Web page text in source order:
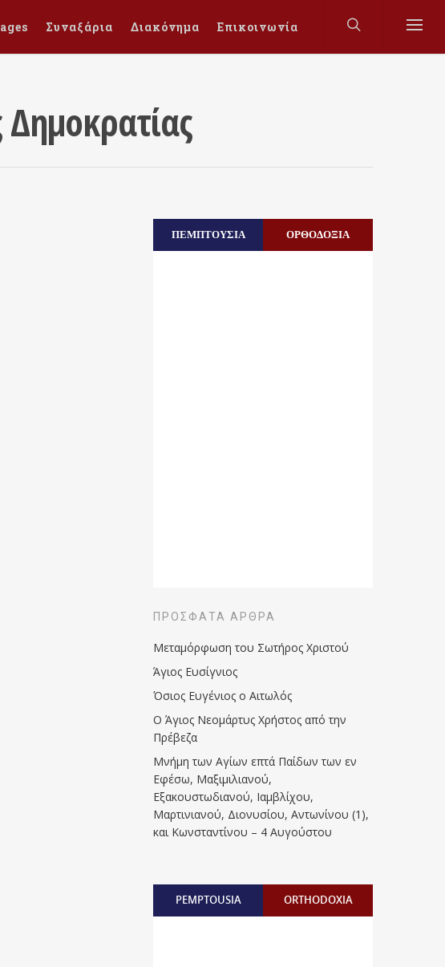
Συναξάρια Διακόνημα Επικοινωνία
ΠΕΜΠΤΟΥΣΙΑ ΟΡΘΟΔΟΞΙΑ
ΠΡΌΣΦΑΤΑ ΆΡΘΡΑ
Μεταμόρφωση του Σωτήρος Χριστού
Άγιος Ευσίγνιος
Όσιος Ευγένιος ο Αιτωλός
Ο Άγιος Νεομάρτυς Χρήστος από την
Πρέβεζα
Μνήμη των Aγίων επτά Παίδων των εν
Eφέσω, Mαξιμιλιανού,
Eξακουστωδιανού, Iαμβλίχου,
Mαρτινιανού, Διονυσίου, Aντωνίνου (1),
και Kωνσταντίνου – 4 Αυγούστου
PEMPTOUSIA ORTHODOXIA